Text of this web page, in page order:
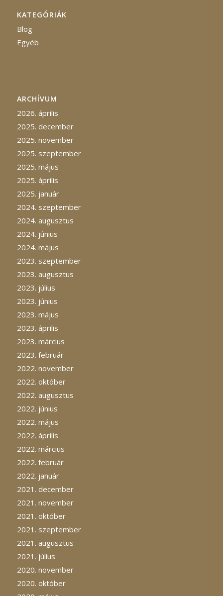
KATEGÓRIÁK
Blog
Egyéb
ARCHÍVUM
2026. április
2025. december
2025. november
2025. szeptember
2025. május
2025. április
2025. január
2024. szeptember
2024. augusztus
2024. június
2024. május
2023. szeptember
2023. augusztus
2023. július
2023. június
2023. május
2023. április
2023. március
2023. február
2022. november
2022. október
2022. augusztus
2022. június
2022. május
2022. április
2022. március
2022. február
2022. január
2021. december
2021. november
2021. október
2021. szeptember
2021. augusztus
2021. július
2020. november
2020. október